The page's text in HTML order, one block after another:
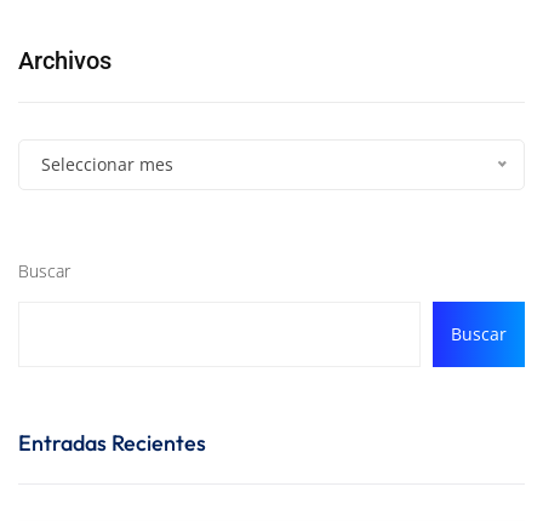
Archivos
Seleccionar mes
Buscar
Buscar
Entradas Recientes